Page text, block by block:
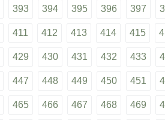
393 394 395 396 397
411 412 413 414 415
429 430 431 432 433
447 448 449 450 451
465 466 467 468 469